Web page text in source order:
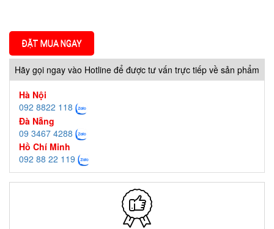
ĐẶT MUA NGAY
Hãy gọi ngay vào Hotline để được tư vấn trực tiếp về sản phẩm
Hà Nội
092 8822 118
Đà Nẵng
09 3467 4288
Hồ Chí Minh
092 88 22 119